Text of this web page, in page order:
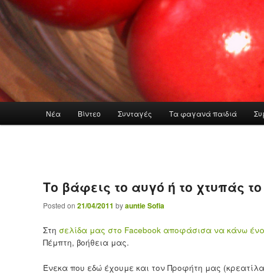
Skip to primary content
Νέα Βίντεο Συνταγές Τα φαγανά παιδιά
Το βάφεις το αυγό ή το χτυπάς
Posted on 21/04/2011 byauntie Sofia
Στη σελίδα μας στο Facebook αποφάσισα να κάνω
Πέμπτη, βοήθεια μας.
Ένεκα που εδώ έχουμε και τον Προφήτη μας